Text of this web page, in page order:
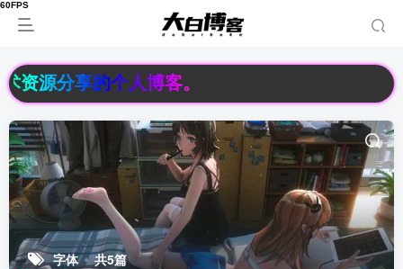
源分享的个人博客。
字体 共5篇